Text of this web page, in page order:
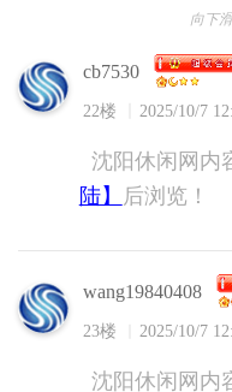
向下
cb7530
22楼 2025/10/7
沈阳休闲网内
陆】
后浏览！
wang19840408
23楼 2025/10/7
沈阳休闲网内